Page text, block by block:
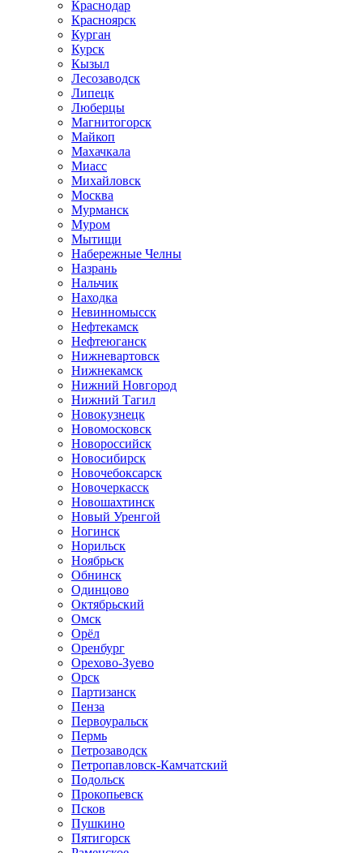
Краснодар
Красноярск
Курган
Курск
Кызыл
Лесозаводск
Липецк
Люберцы
Магнитогорск
Майкоп
Махачкала
Миасс
Михайловск
Москва
Мурманск
Муром
Мытищи
Набережные Челны
Назрань
Нальчик
Находка
Невинномысск
Нефтекамск
Нефтеюганск
Нижневартовск
Нижнекамск
Нижний Новгород
Нижний Тагил
Новокузнецк
Новомосковск
Новороссийск
Новосибирск
Новочебоксарск
Новочеркасск
Новошахтинск
Новый Уренгой
Ногинск
Норильск
Ноябрьск
Обнинск
Одинцово
Октябрьский
Омск
Орёл
Оренбург
Орехово-Зуево
Орск
Партизанск
Пенза
Первоуральск
Пермь
Петрозаводск
Петропавловск-Камчатский
Подольск
Прокопьевск
Псков
Пушкино
Пятигорск